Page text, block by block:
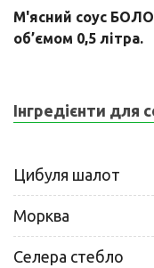
М'ясний соус
об’ємом 0,5 літра.
Інгредієнти для
Цибуля шалот
Морква
Селера стебло